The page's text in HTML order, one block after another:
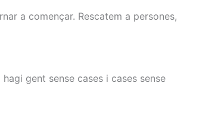
a començar. Rescatem a persones,
gent sense cases i cases sense